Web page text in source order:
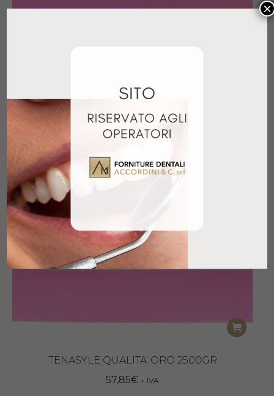
TENASYLE QUALITA’ ORO 2500GR
57,85€ + IVA
×